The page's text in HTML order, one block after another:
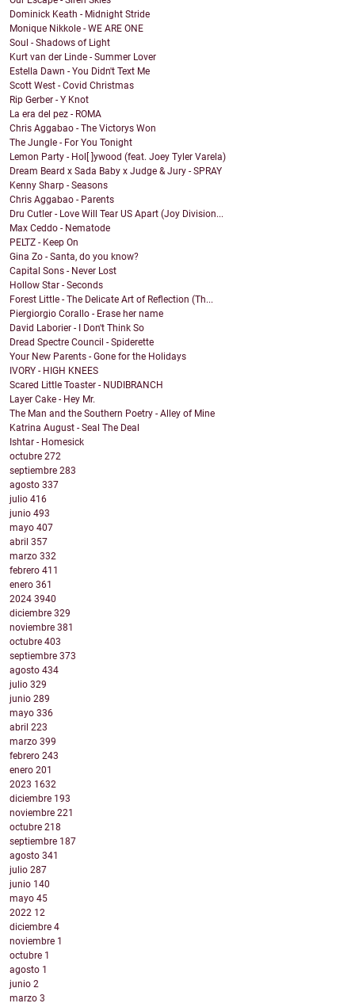
Dominick Keath - Midnight Stride
Monique Nikkole - WE ARE ONE
Soul - Shadows of Light
Kurt van der Linde - Summer Lover
Estella Dawn - You Didn't Text Me
Scott West - Covid Christmas
Rip Gerber - Y Knot
La era del pez - ROMA
Chris Aggabao - The Victorys Won
The Jungle - For You Tonight
Lemon Party - Hol[ ]ywood (feat. Joey Tyler Varela)
Dream Beard x Sada Baby x Judge & Jury - SPRAY
Kenny Sharp - Seasons
Chris Aggabao - Parents
Dru Cutler - Love Will Tear US Apart (Joy Division...
Max Ceddo - Nematode
PELTZ - Keep On
Gina Zo - Santa, do you know?
Capital Sons - Never Lost
Hollow Star - Seconds
Forest Little - The Delicate Art of Reflection (Th...
Piergiorgio Corallo - Erase her name
David Laborier - I Don't Think So
Dread Spectre Council - Spiderette
Your New Parents - Gone for the Holidays
IVORY - HIGH KNEES
Scared Little Toaster - NUDIBRANCH
Layer Cake - Hey Mr.
The Man and the Southern Poetry - Alley of Mine
Katrina August - Seal The Deal
Ishtar - Homesick
octubre 272
septiembre 283
agosto 337
julio 416
junio 493
mayo 407
abril 357
marzo 332
febrero 411
enero 361
2024 3940
diciembre 329
noviembre 381
octubre 403
septiembre 373
agosto 434
julio 329
junio 289
mayo 336
abril 223
marzo 399
febrero 243
enero 201
2023 1632
diciembre 193
noviembre 221
octubre 218
septiembre 187
agosto 341
julio 287
junio 140
mayo 45
2022 12
diciembre 4
noviembre 1
octubre 1
agosto 1
junio 2
marzo 3